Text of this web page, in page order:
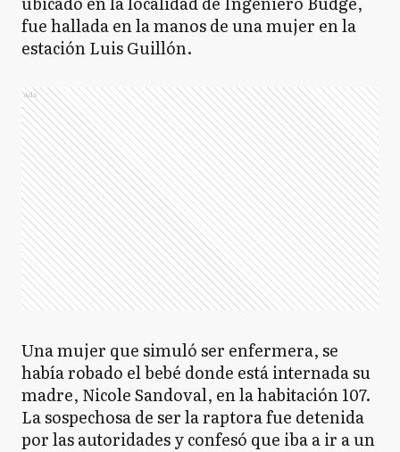
fue hallada en la manos de una mujer en la
estación Luis Guillón.
Ads
Una mujer que simuló ser enfermera, se
había robado el bebé donde está internada su
madre, Nicole Sandoval, en la habitación 107.
La sospechosa de ser la raptora fue detenida
por las autoridades y confesó que iba a ir a un